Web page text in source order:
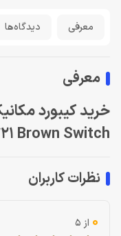
معرفی دیدگاه‌ها
معرفی
Brown Switch
نظرات کاربران
0 از 5